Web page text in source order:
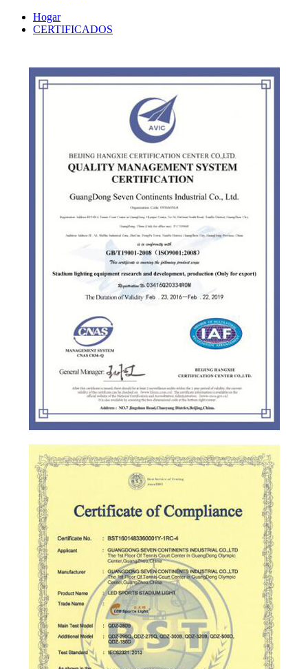
Hogar
CERTIFICADOS